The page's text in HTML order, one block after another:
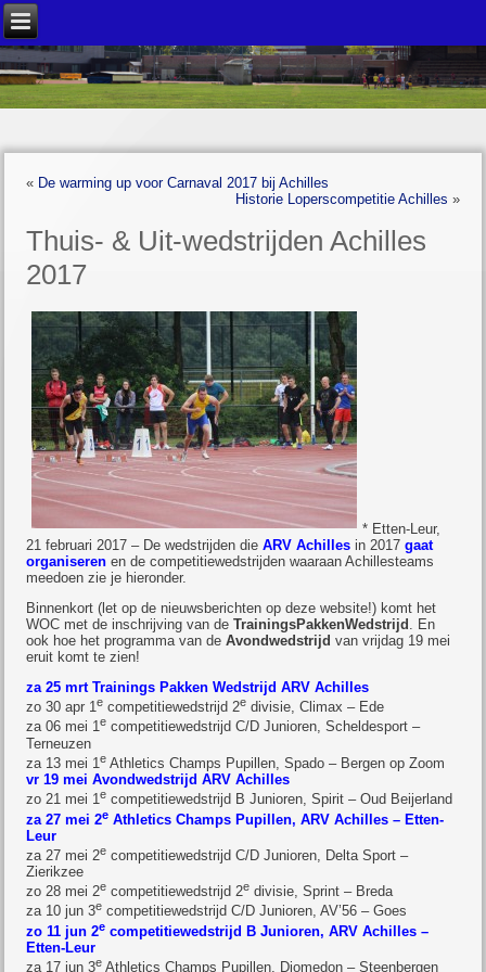
« De warming up voor Carnaval 2017 bij Achilles
Historie Loperscompetitie Achilles »
Thuis- & Uit-wedstrijden Achilles
2017
* Etten-Leur,
21 februari 2017 – De wedstrijden dieARV Achilles in 2017gaat
organiseren en de competitiewedstrijden waaraan Achillesteams
meedoen zie je hieronder.
Binnenkort (let op de nieuwsberichten op deze website!) komt het
WOC met de inschrijving van deTrainingsPakkenWedstrijd . En
ook hoe het programma van deAvondwedstrijd van vrijdag 19 mei
eruit komt te zien!
za 25 mrt Trainings Pakken Wedstrijd ARV Achilles
zo 30 apr 1e competitiewedstrijd 2e divisie, Climax – Ede
za 06 mei 1e competitiewedstrijd C/D Junioren, Scheldesport –
Terneuzen
za 13 mei 1e Athletics Champs Pupillen, Spado – Bergen op Zoom
vr 19 mei Avondwedstrijd ARV Achilles
zo 21 mei 1e competitiewedstrijd B Junioren, Spirit – Oud Beijerland
za 27 mei 2e Athletics Champs Pupillen, ARV Achilles – Etten-
Leur
za 27 mei 2e competitiewedstrijd C/D Junioren, Delta Sport –
Zierikzee
zo 28 mei 2e competitiewedstrijd 2e divisie, Sprint – Breda
za 10 jun 3e competitiewedstrijd C/D Junioren, AV’56 – Goes
zo 11 jun 2e competitiewedstrijd B Junioren, ARV Achilles –
Etten-Leur
za 17 jun 3e Athletics Champs Pupillen, Diomedon – Steenbergen